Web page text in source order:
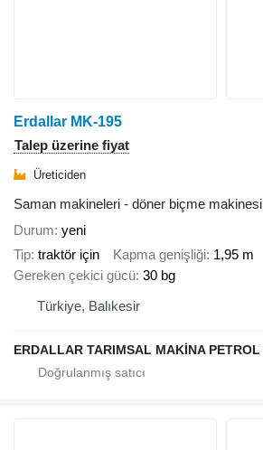
Erdallar MK-195
Talep üzerine fiyat
Üreticiden
Saman makineleri - döner biçme makinesi
Durum yeni
Tip traktör için Kapma genişliği 1,95 m
Gereken çekici gücü 30 bg
Türkiye, Balıkesir